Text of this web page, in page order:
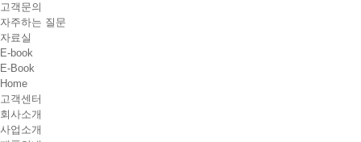
고객문의
자주하는 질문
자료실
E-book
E-Book
Home
고객센터
회사소개
사업소개